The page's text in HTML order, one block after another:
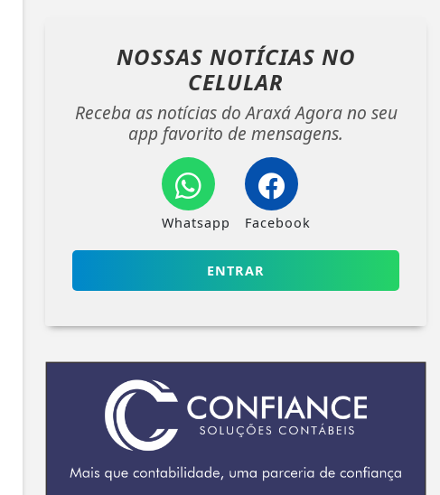
NOSSAS NOTÍCIAS NO
CELULAR
Receba as notícias do Araxá Agora no seu
app favorito de mensagens.
Whatsapp Facebook
ENTRAR